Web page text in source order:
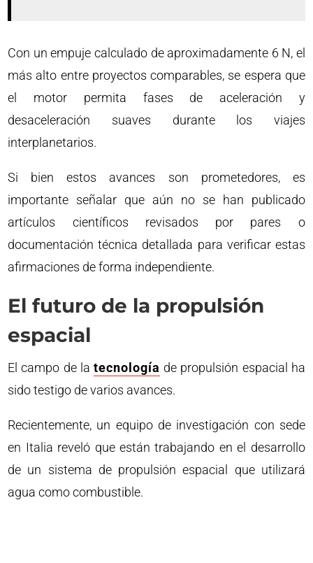
Con un empuje calculado de aproximadamente 6 N, el
más alto entre proyectos comparables, se espera que
el motor permita fases de aceleración y
desaceleración suaves durante los viajes
interplanetarios.
Si bien estos avances son prometedores, es
importante señalar que aún no se han publicado
artículos científicos revisados por pares o
documentación técnica detallada para verificar estas
afirmaciones de forma independiente.
El futuro de la propulsión
espacial
El campo de la tecnología de propulsión espacial ha
sido testigo de varios avances.
Recientemente, un equipo de investigación con sede
en Italia reveló que están trabajando en el desarrollo
de un sistema de propulsión espacial que utilizará
agua como combustible.